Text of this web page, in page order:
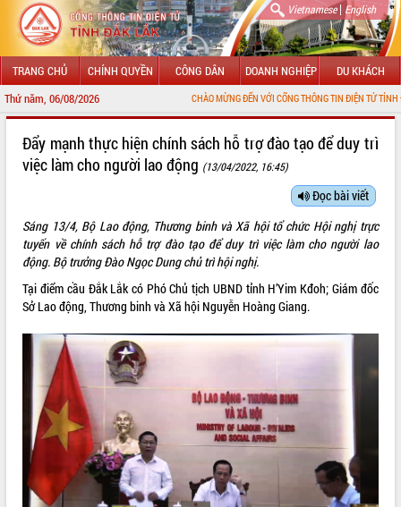
Vietnamese| English
TRANG CHỦ CHÍNH QUYỀN CÔNG DÂN DOANH NGHIỆP DU KHÁCH
Thứ năm, 06/08/2026 CHÀO MỪNG ĐẾN VỚI CỔNG THÔNG TIN ĐIỆN TỬ TỈNH ĐẮK LẮK
LÃNH ĐẠO UBND TỈNH
SỞ, BAN, NGÀNH
THÔNG TIN CHỈ ĐẠO ĐIỀU HÀNH
HỆ THỐNG VĂN BẢN
VĂN BẢN HĐND TỈNH
ĐIỂM TIN VĂN BẢN
QUY HOẠCH - KẾ HOẠCH
Đẩy mạnh thực hiện chính sách hỗ trợ đào tạo để duy trì
việc làm cho người lao động (13/04/2022, 16:45)
Đọc bài viết
Sáng 13/4, Bộ Lao động, Thương binh và Xã hội tổ chức Hội nghị trực
tuyến về chính sách hỗ trợ đào tạo để duy trì việc làm cho người lao
động. Bộ trưởng Đào Ngọc Dung chủ trì hội nghị.
Tại điểm cầu Đắk Lắk có Phó Chủ tịch UBND tỉnh H’Yim Kđoh; Giám đốc
Sở Lao động, Thương binh và Xã hội Nguyễn Hoàng Giang.